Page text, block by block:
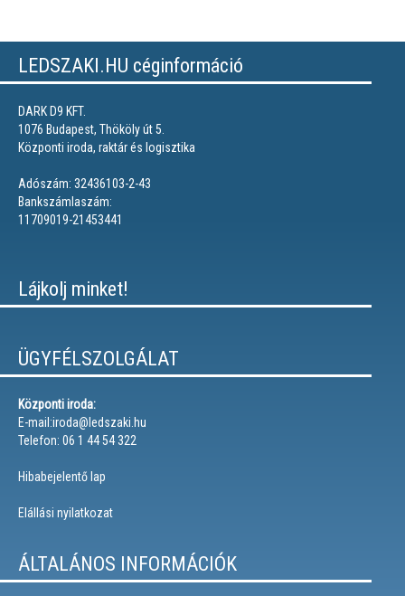
LEDSZAKI.HU céginformáció
DARK D9 KFT.
1076 Budapest, Thököly út 5.
Központi iroda, raktár és logisztika
Adószám: 32436103-2-43
Bankszámlaszám:
11709019-21453441
Lájkolj minket!
ÜGYFÉLSZOLGÁLAT
Központi iroda:
E-mail:iroda@ledszaki.hu
Telefon: 06 1 44 54 322
Hibabejelentő lap
Elállási nyilatkozat
ÁLTALÁNOS INFORMÁCIÓK